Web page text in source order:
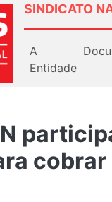
SINDICATO
A
Entidade